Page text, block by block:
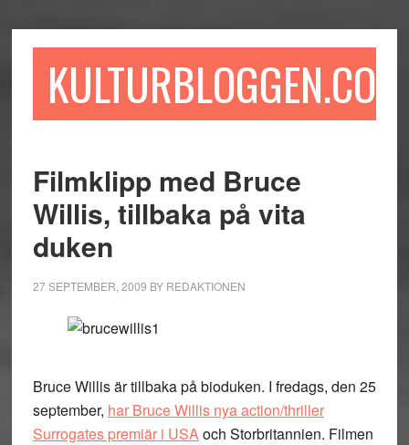
till
till
sidofältet
till
KULTURBLOGGEN.COM
Filmklipp med Bruce
Willis, tillbaka på vita
duken
27 SEPTEMBER, 2009 BY REDAKTIONEN
Bruce Willis är tillbaka på bioduken. I fredags, den 25
september, har Bruce Willis nya action/thriller
Surrogates premiär i USAoch Storbritannien. Filmen